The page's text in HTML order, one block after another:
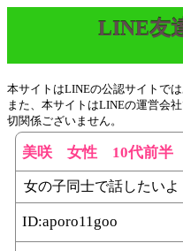
LINE友
本サイトはLINEの公認サイトでは
また、本サイトはLINEの運営会
切関係ございません。
美咲 女性 10代前半
女の子同士で話したい
ID:aporo11goo